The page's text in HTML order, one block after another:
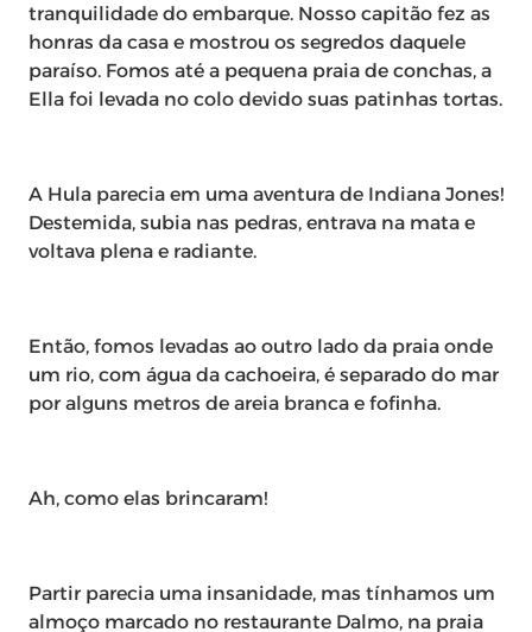
tranquilidade do embarque. Nosso capitão fez as
honras da casa e mostrou os segredos daquele
paraíso. Fomos até a pequena praia de conchas, a
Ella foi levada no colo devido suas patinhas tortas.
A Hula parecia em uma aventura de Indiana Jones!
Destemida, subia nas pedras, entrava na mata e
voltava plena e radiante.
Então, fomos levadas ao outro lado da praia onde
um rio, com água da cachoeira, é separado do mar
por alguns metros de areia branca e fofinha.
Ah, como elas brincaram!
Partir parecia uma insanidade, mas tínhamos um
almoço marcado no restaurante Dalmo, na praia